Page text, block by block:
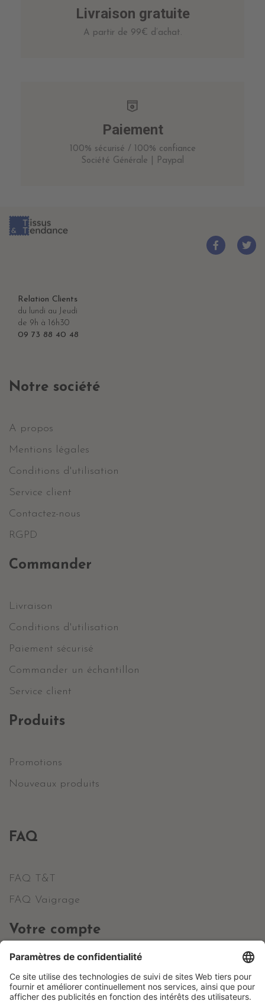
Livraison gratuite
A partir de 99€ d’achat.
Paiement
100% sécurisé / 100% confiance
Société Générale | Paypal
Relation Clients
du lundi au Jeudi
de 9h à 16h30
09 73 88 40 48
Notre société
A propos
Mentions légales
Conditions d'utilisation
Service client
Contactez-nous
RGPD
Commander
Livraison
Conditions d'utilisation
Paiement sécurisé
Commander un échantillon
Service client
Produits
Promotions
Nouveaux produits
FAQ
FAQ T&T
FAQ Vaigrage
Votre compte
Informations personnelles
Commandes